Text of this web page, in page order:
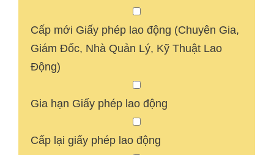
Cấp mới Giấy phép lao động (Chuyên Gia,
Giám Đốc, Nhà Quản Lý, Kỹ Thuật Lao
Động)
Gia hạn Giấy phép lao động
Cấp lại giấy phép lao động